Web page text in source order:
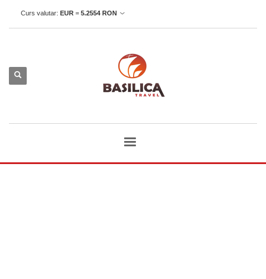
Curs valutar: EUR = 5.2554 RON